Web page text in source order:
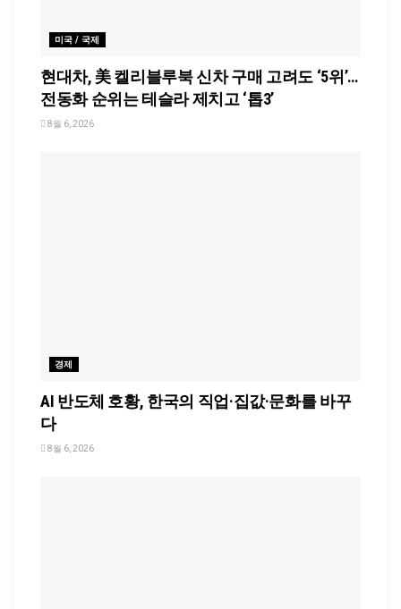
미국 / 국제
현대차, 美 켈리블루북 신차 구매 고려도 ‘5위’…
전동화 순위는 테슬라 제치고 ‘톱3’
8월 6, 2026
경제
AI 반도체 호황, 한국의 직업·집값·문화를 바꾸
다
8월 6, 2026